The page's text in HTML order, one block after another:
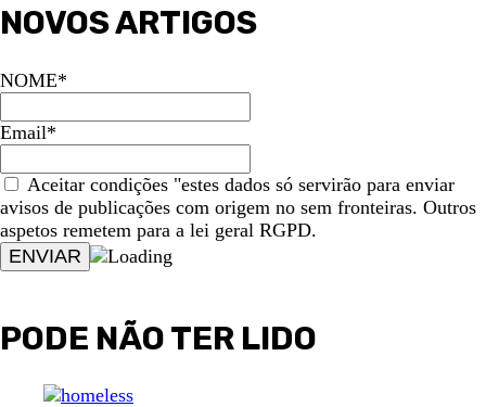
NOVOS ARTIGOS
NOME*
Email*
Aceitar condições "estes dados só servirão para enviar
avisos de publicações com origem no sem fronteiras. Outros
aspetos remetem para a lei geral RGPD.
PODE NÃO TER LIDO